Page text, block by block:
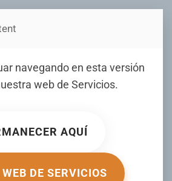
Telenord Medios
navegando en esta versión
web de Servicios.
AQUÍ
DE SERVICIOS
de Macorís
el arranque de
EL27 JULIO 2025